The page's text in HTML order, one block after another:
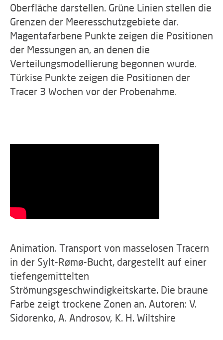
Oberfläche darstellen. Grüne Linien stellen die
Grenzen der Meeresschutzgebiete dar.
Magentafarbene Punkte zeigen die Positionen
der Messungen an, an denen die
Verteilungsmodellierung begonnen wurde.
Türkise Punkte zeigen die Positionen der
Tracer 3 Wochen vor der Probenahme.
Animation. Transport von masselosen Tracern
in der Sylt-Rømø-Bucht, dargestellt auf einer
tiefengemittelten
Strömungsgeschwindigkeitskarte. Die braune
Farbe zeigt trockene Zonen an. Autoren: V.
Sidorenko, A. Androsov, K. H. Wiltshire